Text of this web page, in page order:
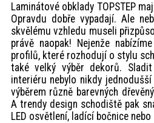
Laminátové obklady TOPSTEP
Opravdu dobře vypadají. Ale
skvělému vzhledu museli
právě naopak! Nejenže
profilů, které rozhodují o stylu
také velký výběr dekorů.
interiéru nebylo nikdy
výběrem různě barevných
A trendy design schodiště pak
LED osvětlení, ladící bočnice